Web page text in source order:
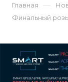
Главная —
Финальный